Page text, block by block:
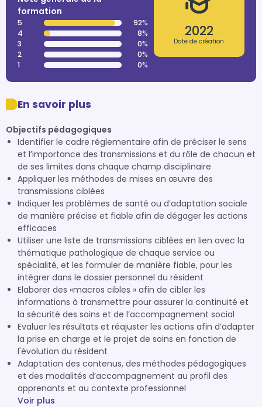
formation
5
92%
4
8%
3
0%
2
0%
1
0%
2022
Date de création
En savoir plus
Objectifs pédagogiques
Identifier le cadre réglementaire afin de préciser le sens
et l’importance des transmissions et du rôle de chacun et
de ses limites dans chaque champ disciplinaire
Appliquer les méthodes de mises en œuvre des
transmissions ciblées
Indiquer les problèmes de santé ou d’adaptation sociale
de manière précise et fiable afin de dégager les actions
efficaces
Utiliser une liste de transmissions ciblées en lien avec la
thématique pathologique de chaque service ou
spécialité, et les formuler de manière fiable, pour les
intégrer dans le dossier personnel du résident
Elaborer des «macros cibles » afin de cibler les
informations à transmettre pour assurer la continuité et
la sécurité des soins et de l’accompagnement social
Evaluer les résultats et réajuster les actions afin d’adapter
la prise en charge et le projet de soins en fonction de
l'évolution du résident
Adaptation des contenus, des méthodes pédagogiques
et des modalités d’accompagnement au profil des
apprenants et au contexte professionnel
Voir plus